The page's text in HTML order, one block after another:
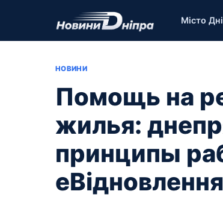
Місто
НОВИНИ
Помощь на
жилья:
принципы
еВідновлення